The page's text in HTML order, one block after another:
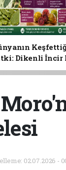
Dikenli İncir
02.07.2026 -